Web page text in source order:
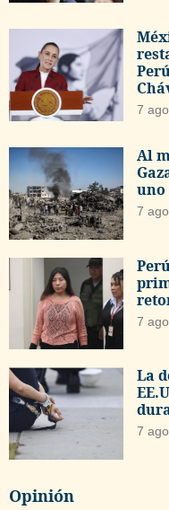
7
Al
uno
7
7
La
7
Opinión